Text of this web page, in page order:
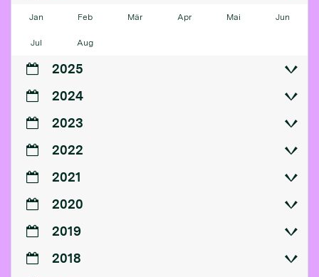
Jan Feb Mär Apr Mai Jun
Jul Aug
2025
2024
2023
2022
2021
2020
2019
2018